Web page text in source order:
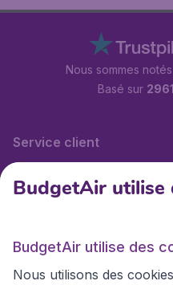
Nous sommes notés
Basé sur
Service client
BudgetAir.fr
Sites internationaux
BudgetAir utilise
BudgetAir utilise des
Nous utilisons des